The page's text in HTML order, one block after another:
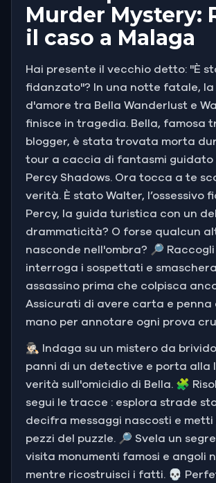
Murder Mystery:
il caso a Malaga
Hai presente il vecchio detto: "È
fidanzato"? In una notte fatale, la
d'amore tra Bella Wanderlust e
finisce in tragedia. Bella, famosa
blogger, è stata trovata morta
tour a caccia di fantasmi
Percy Shadows. Ora tocca a te
verità. È stato Walter, l’ossessivo
Percy, la guida turistica con un
drammaticità? O forse qualcun
nasconde nell'ombra? 🔎 Raccogli
interroga i sospettati e
assassino prima che colpisca
Assicurati di avere carta e
mano per annotare ogni prova
🕵🏻‍♂️ Indaga su un mistero da
panni di un detective e porta alla
verità sull'omicidio di Bella. 🧩
segui le tracce : esplora strade
decifra messaggi nascosti e metti
pezzi del puzzle. 🔎 Svela un
visita monumenti famosi e angoli
mentre ricostruisci i fatti. 💀